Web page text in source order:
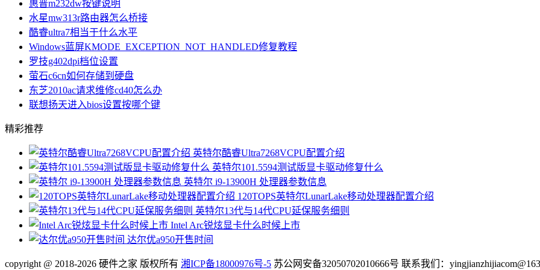
惠普m232dw按键说明
水星mw313r路由器怎么桥接
酷睿ultra7相当于什么水平
Windows蓝屏KMODE_EXCEPTION_NOT_HANDLED修复教程
罗技g402dpi档位设置
萤石c6cn如何存储到硬盘
东芝2010ac请求维修cd40怎么办
联想扬天进入bios设置按哪个键
精彩推荐
英特尔酷睿Ultra7268VCPU配置介绍
英特尔101.5594测试版显卡驱动修复什么
英特尔 i9-13900H 处理器参数信息
120TOPS英特尔LunarLake移动处理器配置介绍
英特尔13代与14代CPU延保服务细则
Intel Arc锐炫显卡什么时候上市
达尔优a950开售时间
copyright @ 2018-2026 硬件之家 版权所有 湘ICP备18000976号-5 苏公网安备32050702010666号 联系我们：